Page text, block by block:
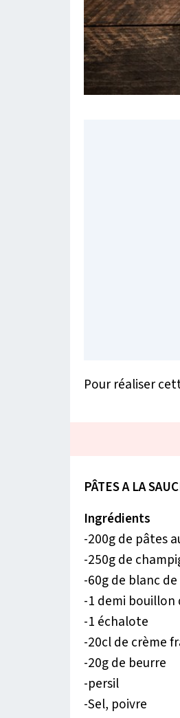
Pour réaliser
PÂTES A LA
Ingrédients
-200g de pâtes
-250g de
-60g de blanc
-1 demi bouillon
-1 échalote
-20cl de crème
-20g de beurre
-persil
-Sel, poivre